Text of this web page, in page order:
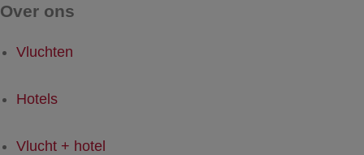
Over ons
Vluchten
Hotels
Vlucht + hotel